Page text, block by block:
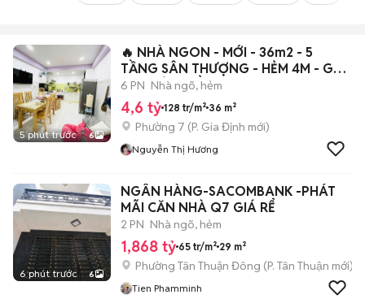
5 phút trước 6
🔥 NHÀ NGON - MỚI - 36m2 - 5
TẦNG SÂN THƯỢNG - HẺM 4M - GẦN
CHỢ BÀ CHIỂ
6 PN Nhà ngõ, hẻm
4,6 tỷ 128 tr/m² 36 m²
Phường 7 (P. Gia Định mới)
Nguyễn Thị Hương
6 phút trước 6
NGÂN HÀNG-SACOMBANK -PHÁT
MÃI CĂN NHÀ Q7 GIÁ RỂ
2 PN Nhà ngõ, hẻm
1,868 tỷ 65 tr/m² 29 m²
Phường Tân Thuận Đông (P. Tân Thuận mới)
Tien Phamminh